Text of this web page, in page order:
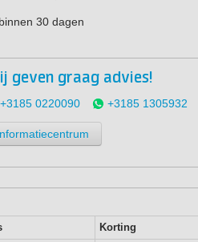
30 dagen
geven graag advies!
+3185 0220090 +3185 1305932
Korting